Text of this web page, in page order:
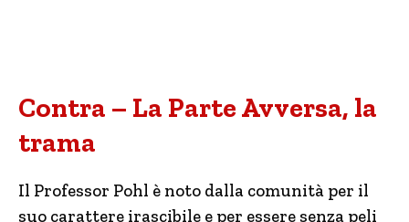
Contra – La Parte Avversa, la
trama
Il Professor Pohl è noto dalla comunità per il
suo carattere irascibile e per essere senza peli